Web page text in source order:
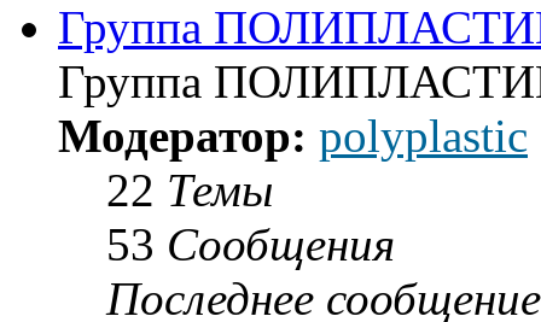
Группа
Группа
Модератор: polyplastic
22 Темы
53 Сообщения
Последнее сообщение